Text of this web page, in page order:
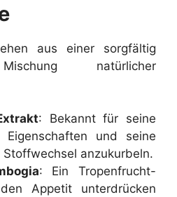
aus einer sorgfältig
natürlicher
: Bekannt für seine
Eigenschaften und seine
Stoffwechsel anzukurbeln.
: Ein Tropenfrucht-
Appetit unterdrücken